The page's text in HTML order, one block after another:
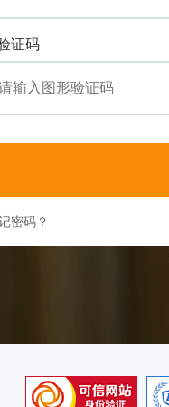
证码
密码？